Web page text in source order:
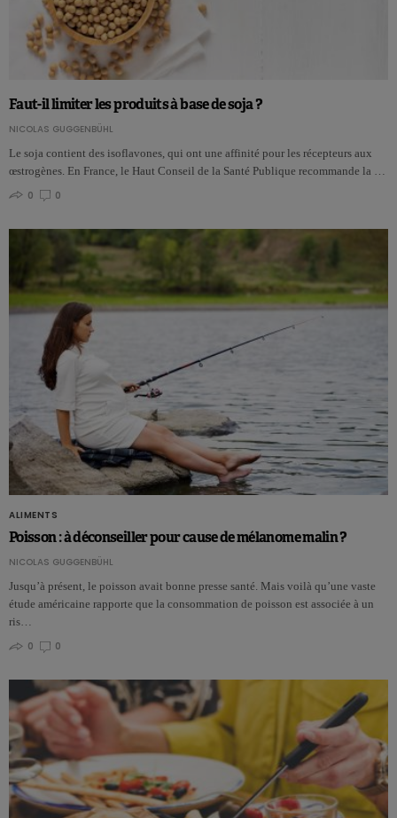
Faut-il limiter les produits à base de soja ?
NICOLAS GUGGENBÜHL
Le soja contient des isoflavones, qui ont une affinité pour les récepteurs aux
œstrogènes. En France, le Haut Conseil de la Santé Publique recommande la …
0
0
ALIMENTS
Poisson : à déconseiller pour cause de mélanome malin ?
NICOLAS GUGGENBÜHL
Jusqu’à présent, le poisson avait bonne presse santé. Mais voilà qu’une vaste
étude américaine rapporte que la consommation de poisson est associée à un
ris…
0
0